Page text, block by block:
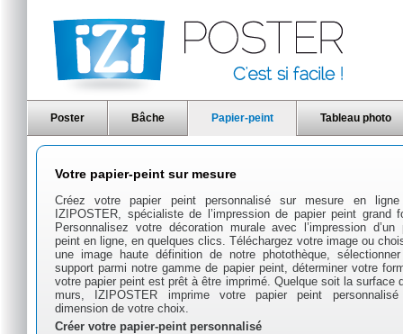
Poster Bâche Papier-peint Tableau photo
Votre papier-peint sur mesure
Créez votre papier peint personnalisé sur mesure en
IZIPOSTER, spécialiste de l’impression de papier peint grand
Personnalisez votre décoration murale avec l’impression d’un
peint en ligne, en quelques clics. Téléchargez votre image ou
une image haute définition de notre photothèque,
support parmi notre gamme de papier peint, déterminer votre
votre papier peint est prêt à être imprimé. Quelque soit la surface
murs, IZIPOSTER imprime votre papier peint
dimension de votre choix.
Créer votre papier-peint personnalisé